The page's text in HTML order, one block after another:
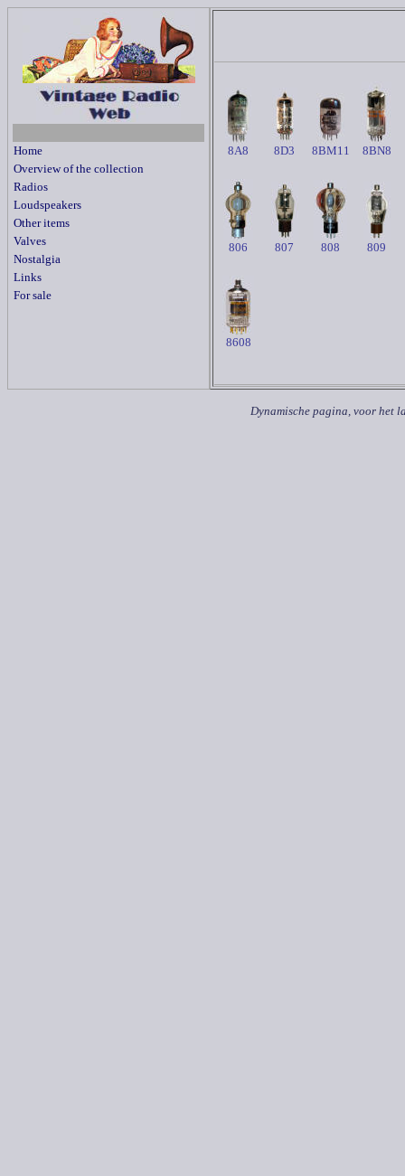
Home
Overview of the collection
Radios
Loudspeakers
Other items
Valves
Nostalgia
Links
For sale
8A8 8D3 8BM11 8BN8
806 807 808 809
8608
Dynamische pagina, voor het